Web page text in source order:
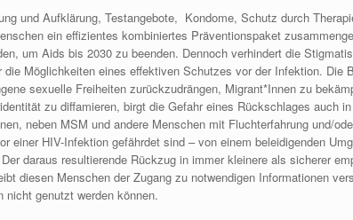
und Aufklärung, Testangebote, Kondome, Schutz durch
ein effizientes kombiniertes Präventionspaket
um Aids bis 2030 zu beenden. Dennoch verhindert die
die Möglichkeiten eines effektiven Schutzes vor der Infektion. Die
sexuelle Freiheiten zurückzudrängen, Migrant*Innen zu
zu diffamieren, birgt die Gefahr eines Rückschlages auch
neben MSM und andere Menschen mit Fluchterfahrung und/
einer HIV-Infektion gefährdet sind – von einem beleidigenden
daraus resultierende Rückzug in immer kleinere als sicherer
diesen Menschen der Zugang zu notwendigen Informationen
nicht genutzt werden können.